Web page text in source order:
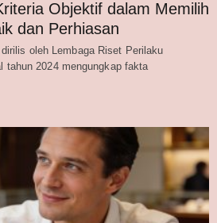
Objektif dalam Memilih
dan Perhiasan
oleh Lembaga Riset Perilaku
tahun 2024 mengungkap fakta